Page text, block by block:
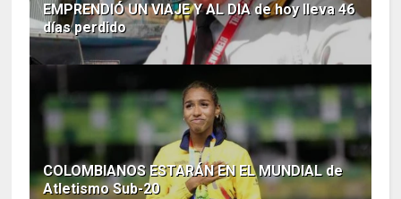
EMPRENDIÓ UN VIAJE Y AL DIA de hoy lleva 46
días perdido
COLOMBIANOS ESTARÁN EN EL MUNDIAL de
Atletismo Sub-20